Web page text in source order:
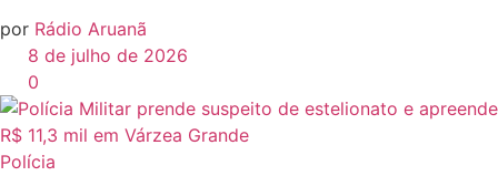
por Rádio Aruanã
8 de julho de 2026
0
Polícia